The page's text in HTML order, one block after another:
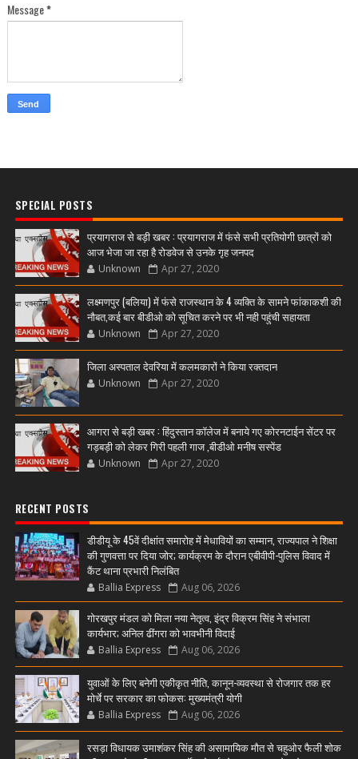
Message*
SPECIAL POSTS
प्रयागराज से बड़ी खबर : प्रयागराज में फंसे सभी प्रतियोगी छात्रों को
आज भेजा जा रहा है रोडवेज से उनके गृह जनपद
Unknown Apr 27, 2020
लक्ष्मणपुर (बलिया) में फंसे राजस्थान के 4 व्यक्ति के सामने फांकाकशी की
नौबत,कई बार बीडीओ को सूचित करने पर भी नही पहुंची सहायता
Unknown Apr 27, 2020
जिला अस्पताल देवरिया में कलमकारों ने किया रक्तदान
Unknown Apr 27, 2020
आगरा से बड़ी खबर : हिंदुस्तान कॉलेज में बनाये गए कोरनटाईन सेंटर पर
गड़बड़ी को लेकर गिरी पहली गाज ,बीडीओ मनीष सस्पेंड
Unknown Apr 27, 2020
RECENT POSTS
डीडीयू के 45वें दीक्षांत समारोह में मेधावियों का सम्मान, राज्यपाल ने शिक्षा
की गुणवत्ता पर दिया जोर; कार्यक्रम के दौरान एबीवीपी-पुलिस विवाद में
कैंट थाना प्रभारी निलंबित
Ballia Express Aug 06, 2026
गोरखपुर मंडल को मिला नया नेतृत्व, इंद्र विक्रम सिंह ने संभाला
कार्यभार; अनिल ढींगरा को भावभीनी विदाई
Ballia Express Aug 06, 2026
युवाओं के लिए बनेगी एकीकृत नीति, कानून-व्यवस्था से रोजगार तक हर
मोर्चे पर सरकार का फोकस: मुख्यमंत्री योगी
Ballia Express Aug 06, 2026
रसड़ा विधायक उमाशंकर सिंह की असामायिक मौत से चहुओर फैली शोक